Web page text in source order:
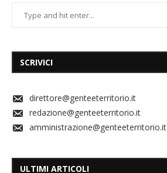
SCRIVICI
direttore@genteeterritorio.it
redazione@genteeterritorio.it
amministrazione@genteeterritorio.it
ULTIMI ARTICOLI